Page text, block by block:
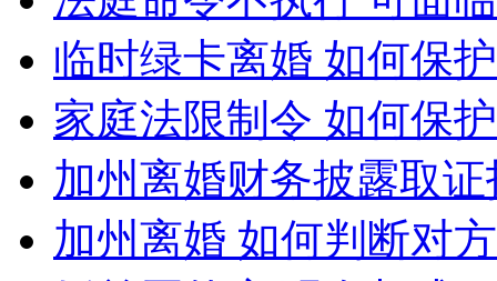
临时绿卡离婚 如何保
家庭法限制令 如何保
加州离婚财务披露取证
加州离婚 如何判断对